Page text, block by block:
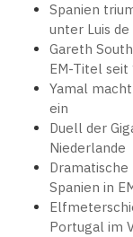
Spanien
unter Luis
Gareth
EM-Titel seit
Yamal
ein
Duell der
Niederlande
Spanien in
Portugal im